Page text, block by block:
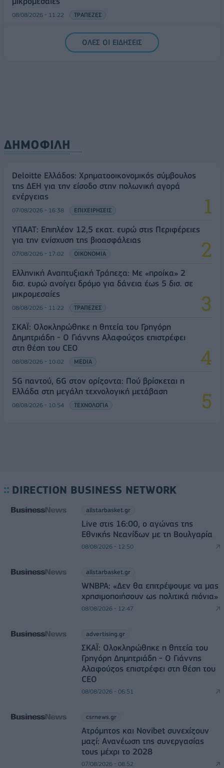
08/08/2026 - 11:22 ΤΡΑΠΕΖΕΣ
5G παντού, 6G στον ορίζοντα: Πού βρίσκεται η
Ελλάδα στη μεγάλη τεχνολογική μετάβαση
ΟΛΕΣ ΟΙ ΕΙΔΗΣΕΙΣ
ΔΗΜΟΦΙΛΗ
Deloitte Ελλάδος: Χρηματοοικονομικός σύμβουλος
της ΔΕΗ για την είσοδο στην πολωνική αγορά
ενέργειας
07/08/2026 - 16:38 ΕΠΙΧΕΙΡΗΣΕΙΣ
ΥΠΑΑΤ: Επιπλέον 12,5 εκατ. ευρώ στις Περιφέρειες
για την ενίσχυση της βιοασφάλειας
07/08/2026 - 17:02 ΟΙΚΟΝΟΜΙΑ
Ελληνική Αναπτυξιακή Τράπεζα: Με «προίκα» 2
δισ. ευρώ ανοίγει δρόμο για δάνεια έως 5 δισ. σε
μικρομεσαίες
08/08/2026 - 11:22 ΤΡΑΠΕΖΕΣ
ΣΚΑΪ: Ολοκληρώθηκε η θητεία του Γρηγόρη
Δημητριάδη - Ο Γιάννης Αλαφούζος επιστρέφει
στη θέση του CEO
08/08/2026 - 10:02 MEDIA
5G παντού, 6G στον ορίζοντα: Πού βρίσκεται η
Ελλάδα στη μεγάλη τεχνολογική μετάβαση
08/08/2026 - 10:54 ΤΕΧΝΟΛΟΓΙΑ
DIRECTION BUSINESS NETWORK
allstarbasket.gr
Live στις 16:00, ο αγώνας της
Εθνικής Νεανίδων με τη Βουλγαρία
08/08/2026 - 12:50
allstarbasket.gr
WNBPA: «Δεν θα επιτρέψουμε να μας
χρησιμοποιήσουν ως πολιτικά πιόνια»
08/08/2026 - 12:47
advertising.gr
ΣΚΑΪ: Ολοκληρώθηκε η θητεία του
Γρηγόρη Δημητριάδη - Ο Γιάννης
Αλαφούζος επιστρέφει στη θέση του
CEO
08/08/2026 - 06:51
csrnews.gr
Ατρόμητος και Novibet συνεχίζουν
μαζί: Ανανέωση της συνεργασίας
τους μέχρι το 2028
07/08/2026 - 08:52